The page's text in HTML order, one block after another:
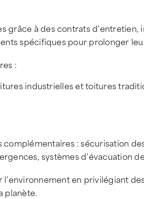
grâce à des contrats d’entretien,
spécifiques pour prolonger
:
industrielles et toitures
: sécurisation
systèmes d’évacuation
en privilégiant
planète.